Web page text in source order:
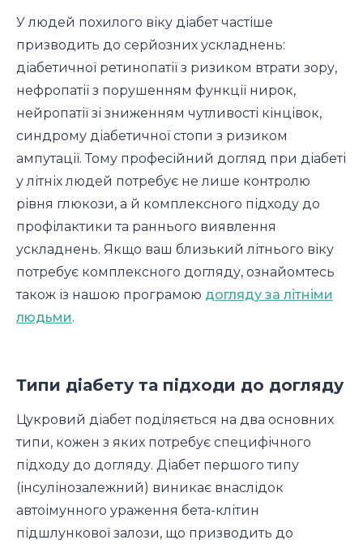
У людей похилого віку діабет частіше
призводить до серйозних ускладнень:
діабетичної ретинопатії з ризиком втрати зору,
нефропатії з порушенням функції нирок,
нейропатії зі зниженням чутливості кінцівок,
синдрому діабетичної стопи з ризиком
ампутації. Тому професійний догляд при діабеті
у літніх людей потребує не лише контролю
рівня глюкози, а й комплексного підходу до
профілактики та раннього виявлення
ускладнень. Якщо ваш близький літнього віку
потребує комплексного догляду, ознайомтесь
також із нашою програмою догляду за літніми
людьми.
Типи діабету та підходи до догляду
Цукровий діабет поділяється на два основних
типи, кожен з яких потребує специфічного
підходу до догляду. Діабет першого типу
(інсулінозалежний) виникає внаслідок
автоімунного ураження бета-клітин
підшлункової залози, що призводить до